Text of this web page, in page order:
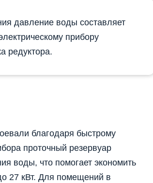
давление воды составляет
прибору
редуктора.
благодаря быстрому
проточный резервуар
воды, что помогает экономить
27 кВт. Для помещений в